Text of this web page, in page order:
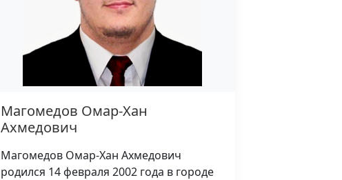
Магомедов Омар-Хан
Ахмедович
Магомедов Омар-Хан Ахмедович
родился 14 февраля 2002 года в городе